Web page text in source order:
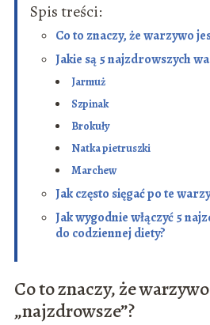
Spis treści:
Co to znaczy, że warzywo
Jakie są 5 najzdrowszych
Jarmuż
Szpinak
Brokuły
Natka pietruszki
Marchew
Jak często sięgać po te
Jak wygodnie włączyć 5
do codziennej diety?
Co to znaczy, że
„najzdrowsze”?